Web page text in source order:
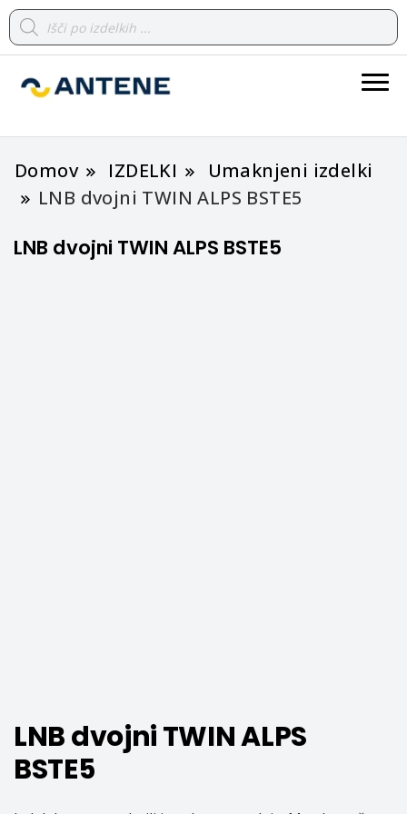
Domov IZDELKI
Umaknjeni izdelki
LNB dvojni TWIN ALPS BSTE5
LNB dvojni TWIN ALPS BSTE5
LNB dvojni TWIN ALPS
BSTE5
Products
search